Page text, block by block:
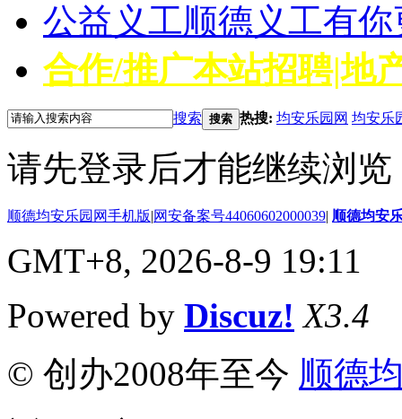
公益义工顺德义工有
合作/推广本站招聘|地
搜索 搜索 热搜: 均安乐园网 均安乐
请先登录后才能继续浏览
顺德均安乐园网手机版|网安备案号44060602000039| 顺德均安
GMT+8, 2026-8-9 19:11
Powered by Discuz! X3.4
© 创办2008年至今 顺德